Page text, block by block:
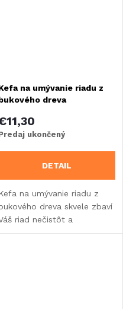
na umývanie riadu z
dreva
ukončený
DETAIL
na umývanie riadu z
dreva skvele zbaví
riad nečistôt a
zvyškov! Pritom